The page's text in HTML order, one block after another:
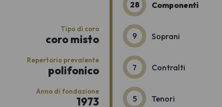
Tipo di coro
coro misto
Repertorio prevalente
polifonico
Anno di fondazione
1973
28 Componenti
9 Soprani
7 Contralti
5 Tenori